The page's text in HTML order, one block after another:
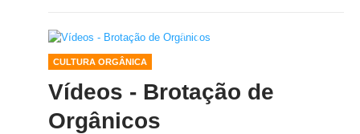
CULTURA ORGÂNICA
Vídeos - Brotação de
Orgânicos